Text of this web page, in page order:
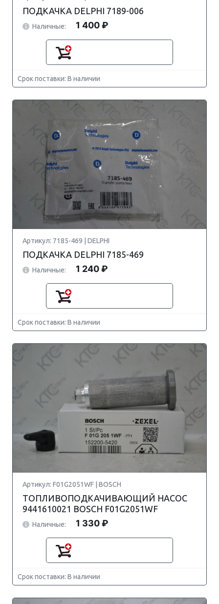
ПОДКАЧКА DELPHI 7189-006
Наличные: 1 400 ₽
Срок поставки: В наличии
Артикул: 7185-469 | DELPHI
ПОДКАЧКА DELPHI 7185-469
Наличные: 1 240 ₽
Срок поставки: В наличии
Артикул: F01G2051WF | BOSCH
ТОПЛИВОПОДКАЧИВАЮЩИЙ НАСОС
9441610021 BOSCH F01G2051WF
Наличные: 1 330 ₽
Срок поставки: В наличии